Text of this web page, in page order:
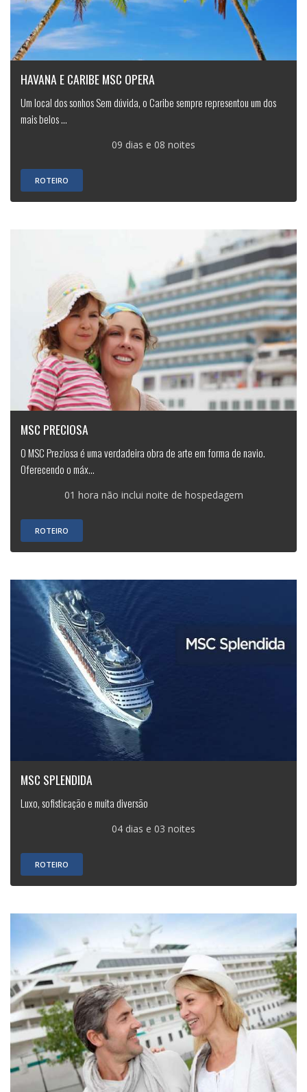
HAVANA E CARIBE MSC OPERA
Um local dos sonhos Sem dúvida, o Caribe sempre representou um dos
mais belos ...
09 dias e 08 noites
ROTEIRO
MSC PRECIOSA
O MSC Preziosa é uma verdadeira obra de arte em forma de navio.
Oferecendo o máx...
01 hora não inclui noite de hospedagem
ROTEIRO
MSC SPLENDIDA
Luxo, sofisticação e muita diversão
04 dias e 03 noites
ROTEIRO